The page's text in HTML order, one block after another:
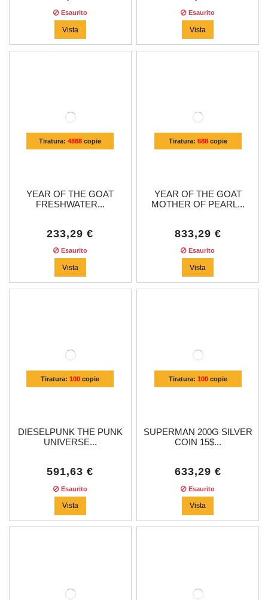
Esaurito
Vista
Esaurito
Vista
Tiratura:4888 copie
YEAR OF THE GOAT
FRESHWATER...
233,29 €
Esaurito
Vista
Tiratura: 688copie
YEAR OF THE GOAT
MOTHER OF PEARL...
833,29 €
Esaurito
Vista
Tiratura:100 copie
DIESELPUNK THE PUNK
UNIVERSE...
591,63 €
Esaurito
Vista
Tiratura: 100copie
SUPERMAN 200G SILVER
COIN 15$...
633,29 €
Esaurito
Vista